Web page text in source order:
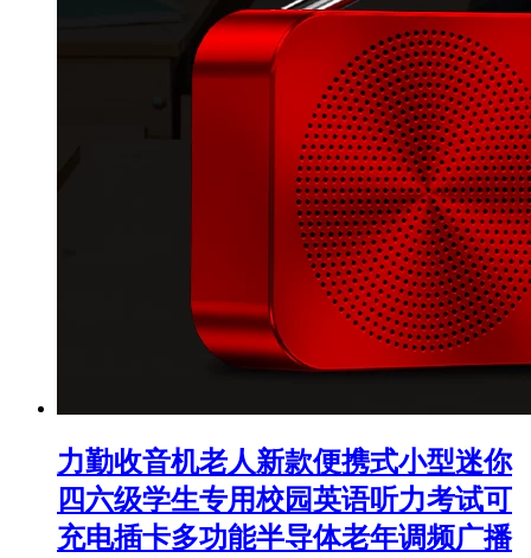
力勤收音机老人新款便携式小型迷你
四六级学生专用校园英语听力考试可
充电插卡多功能半导体老年调频广播